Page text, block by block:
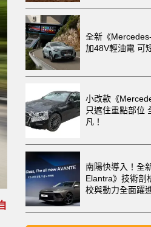
全新《
加48V輕油電 可
小改款《
只遮住重點部位
凡！
南陽快導入！全
Elantra》技術剖
校與動力全面躍